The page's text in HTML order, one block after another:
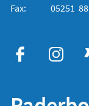
Fax:
05251